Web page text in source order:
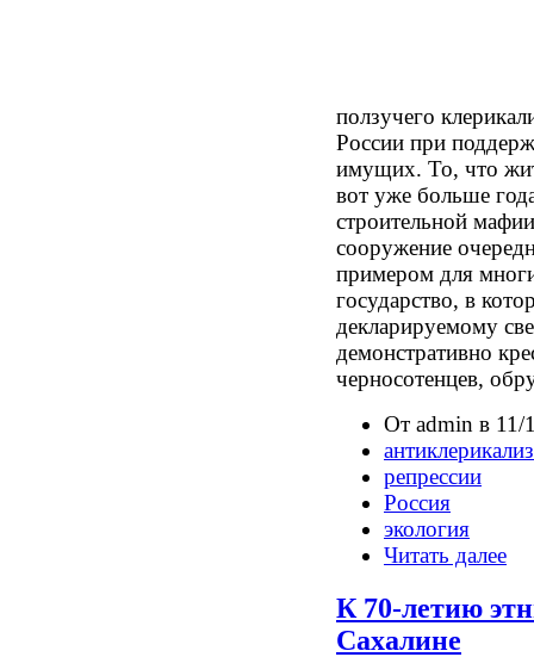
ползучего
России при
имущих. То, что
вот уже больше
строительной
сооружение
примером для
государство, в
декларируемому
демонстративно
черносотенцев,
От admin в 11/
репрессии
Россия
экология
Читать далее
К 70-летию
Сахалине